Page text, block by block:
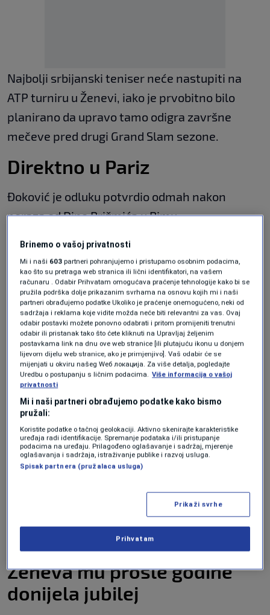
Najbolji srbijanski teniser neće nastupiti na
ATP turniru u Ženevi, iako je prvobitno bilo
planirano da upravo tamo odigra završne
mečeve pred drugi Grand Slam sezone.
Direktno u Pariz
Đoković je odluku potvrdio odmah nakon
poraza od Dine Prižmića u Rimu.
Vahid Halilhodžić s Nantesom ispao u
drugu francusku ligu
NOGOMET |8. maj.
Jakirovićev Hull remizirao u prvoj
polufinalnoj utakmici doigravanja za
Premier ligu
NOGOMET|8. maj.
Kerim Alajbegović je najbolji debitant
austrijske Bundeslige!
NOGOMET|8. maj.
Bh. paraplivači briljiraju u Berlinu:
oborili rekorde
"Idem pravo na Roland Garros. To je odluka
koju sam donio."
To znači da će srbijanski teniser do početka
turnira u Parizu odigrati samo jedan zvanični
meč na šljaci nakon povratka od povrede.
Ženeva mu prošle godine
donijela jubilej
Brinemo o vašoj privatnosti
Mi i naši 603 partneri pohranjujemo i pristupamo osobnim podacima,
kao što su pretraga web stranica ili lični identifikatori, na vašem
računaru . Odabir Prihvatam omogućava praćenje tehnologije kako bi se
pružila podrška dolje prikazanim svrhama na osnovu kojih mi i naši
partneri obrađujemo podatke Ukoliko je praćenje onemogućeno, neki od
sadržaja i reklama koje vidite možda neće biti relevantni za vas. Ovaj
odabir postavki možete ponovno odabrati i pritom promijeniti trenutni
odabir ili pristanak tako što ćete kliknuti na Upravljaj željenim
postavkama link na dnu ove web stranice [ili plutajuću ikonu u donjem
lijevom dijelu web stranice, ako je primjenjivo]. Vaš odabir će se
mijenjati u okviru našeg Wеб локација. Za više detalja, pogledajte
Uredbu o postupanju s ličnim podacima. Više informacija o vašoj
privatnosti
Mi i naši partneri obrađujemo podatke kako bismo
pružali:
Koristite podatke o tačnoj geolokaciji. Aktivno skenirajte karakteristike
uređaja radi identifikacije. Spremanje podataka i/ili pristupanje
podacima na uređaju. Prilagođeno oglašavanje i sadržaj, mjerenje
oglašavanja i sadržaja, istraživanje publike i razvoj usluga.
Spisak partnera (pružalaca usluga)
Prikaži svrhe
Prihvatam